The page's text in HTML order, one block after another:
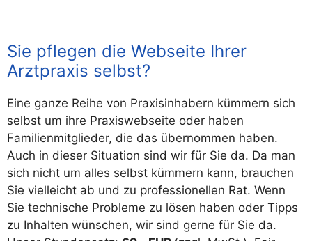
Sie pflegen die Webseite Ihrer
Arztpraxis selbst?
Eine ganze Reihe von Praxisinhabern kümmern sich
selbst um ihre Praxiswebseite oder haben
Familienmitglieder, die das übernommen haben.
Auch in dieser Situation sind wir für Sie da. Da man
sich nicht um alles selbst kümmern kann, brauchen
Sie vielleicht ab und zu professionellen Rat. Wenn
Sie technische Probleme zu lösen haben oder Tipps
zu Inhalten wünschen, wir sind gerne für Sie da.